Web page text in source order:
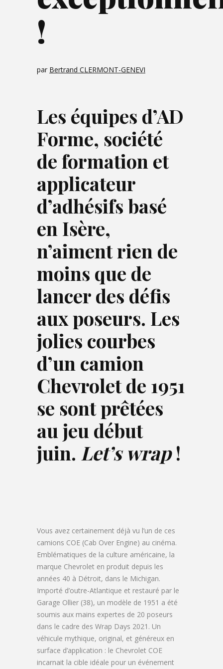
!
par Bertrand CLERMONT-GENEVI
Les équipes d’AD
Forme, société
de formation et
applicateur
d’adhésifs basé
en Isère,
n’aiment rien de
moins que de
lancer des défis
aux poseurs. Les
jolies courbes
d’un camion
Chevrolet de 1951
se sont prêtées
au jeu début
juin. Let’s wrap!
Vous avez certainement déjà vu l’un de ces
camions COE (Cab Over Engine) au cinéma.
Emblématiques de la culture américaine, la
marque Chevrolet en produit depuis les
années 40 à Détroit, dans le Michigan.
Importé d’outre-Atlantique et restauré par le
Garage Ollier (38), un modèle de 1951 a été
soumis aux mains expertes de 20 poseurs
dans le cadre des Wrap Days 2021. Un
véhicule mythique, original, et généreux en
surface d’application : le Chevrolet COE
incarnait la cible idéale pour un événement